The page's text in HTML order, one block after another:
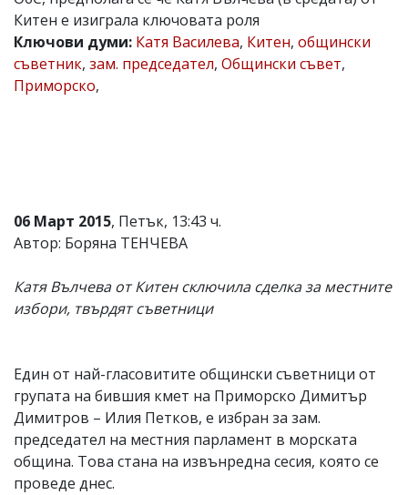
Коментарите
под
статиите
се
въвеждат
за
Ако
обиден
вас
ни!
Китен е изиграла ключовата роля
Ключови думи: Катя Василева, Китен, общински
съветник, зам. председател, Общински съвет,
Приморско,
06 Март 2015, Петък, 13:43 ч.
Автор: Боряна ТЕНЧЕВА
Катя Вълчева от Китен сключила сделка за местните
избори, твърдят съветници
Един от най-гласовитите общински съветници от
групата на бившия кмет на Приморско Димитър
Димитров – Илия Петков, е избран за зам.
председател на местния парламент в морската
община. Това стана на извънредна сесия, която се
проведе днес.